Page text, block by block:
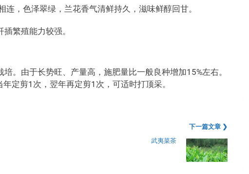
连，色泽翠绿，兰花香气清鲜持久，滋味鲜醇回甘。
繁殖能力较强。
。由于长势旺、产量高，施肥量比一般良种增加15%左右。
定剪1次，翌年再定剪1次，可适时打顶采。
下一篇文章 ❯
武夷菜茶